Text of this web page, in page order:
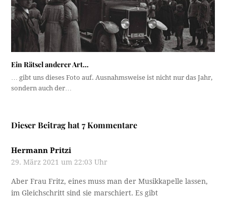
Ein Rätsel anderer Art…
… gibt uns dieses Foto auf. Ausnahmsweise ist nicht nur das Jahr,
sondern auch der…
Dieser Beitrag hat 7 Kommentare
Hermann Pritzi
29. März 2021 um 22:03 Uhr
Aber Frau Fritz, eines muss man der Musikkapelle lassen,
im Gleichschritt sind sie marschiert. Es gibt